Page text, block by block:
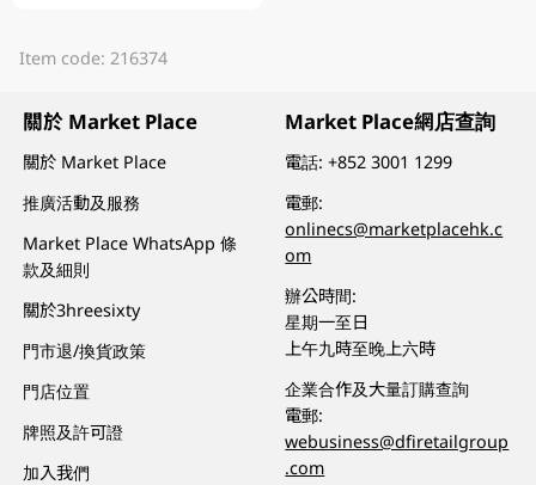
Item code: 216374
關於 Market Place
關於 Market Place
推廣活動及服務
Market Place WhatsApp 條
款及細則
關於3hreesixty
門市退/換貨政策
門店位置
牌照及許可證
加入我們
Market Place網店查詢
電話:+852 3001 1299
電郵:
onlinecs@marketplacehk.c
om
辦公時間:
星期一至日
上午九時至晚上六時
企業合作及大量訂購查詢
電郵:
webusiness@dfiretailgroup
.com